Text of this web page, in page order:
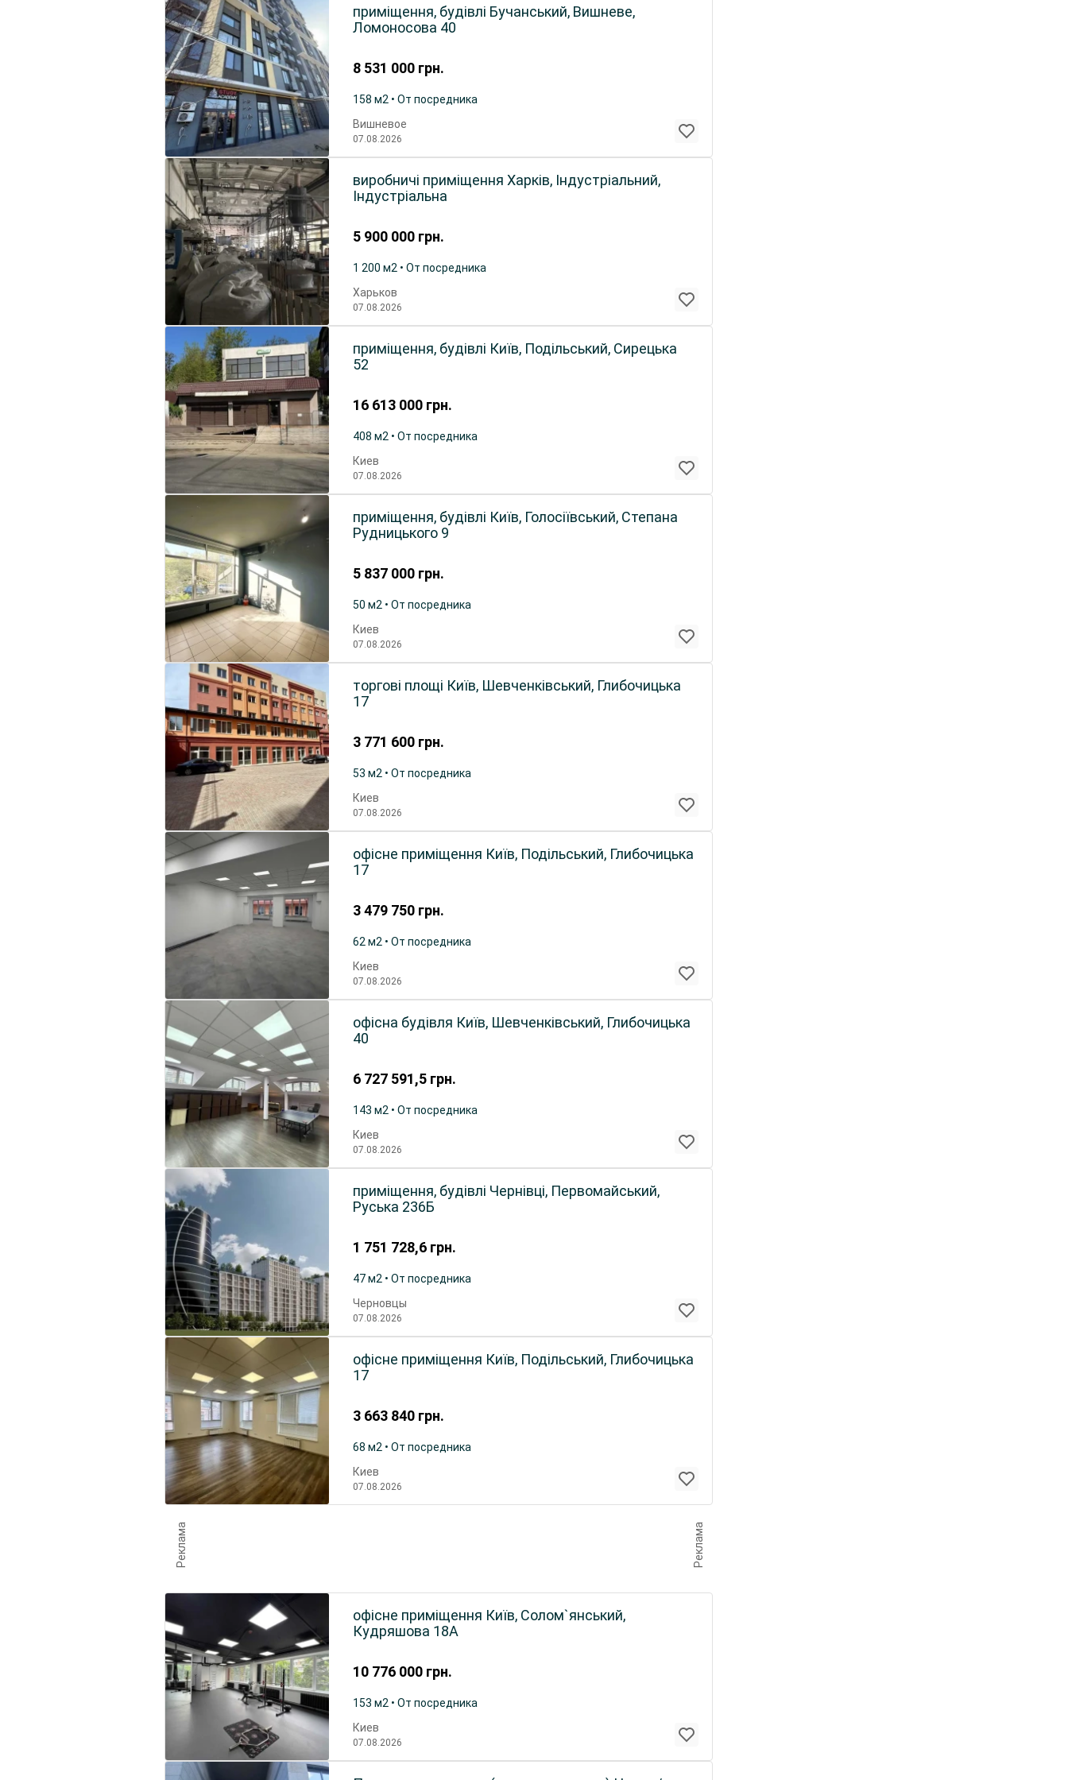
8 531 000 грн.
приміщення, будівлі Бучанський, Вишневе,
Ломоносова 40
158 м2 • От посредника
Вишневое
07.08.2026
5 900 000 грн.
виробничі приміщення Харків, Індустріальний,
Індустріальна
1 200 м2 • От посредника
Харьков
07.08.2026
16 613 000 грн.
приміщення, будівлі Київ, Подільський, Сирецька
52
408 м2 • От посредника
Киев
07.08.2026
5 837 000 грн.
приміщення, будівлі Київ, Голосіївський, Степана
Рудницького 9
50 м2 • От посредника
Киев
07.08.2026
3 771 600 грн.
торгові площі Київ, Шевченківський, Глибочицька
17
53 м2 • От посредника
Киев
07.08.2026
3 479 750 грн.
офісне приміщення Київ, Подільський, Глибочицька
17
62 м2 • От посредника
Киев
07.08.2026
6 727 591,5 грн.
офісна будівля Київ, Шевченківський, Глибочицька
40
143 м2 • От посредника
Киев
07.08.2026
1 751 728,6 грн.
приміщення, будівлі Чернівці, Первомайський,
Руська 236Б
47 м2 • От посредника
Черновцы
07.08.2026
3 663 840 грн.
офісне приміщення Київ, Подільський, Глибочицька
17
68 м2 • От посредника
Киев
07.08.2026
Реклама Реклама
10 776 000 грн.
офісне приміщення Київ, Солом`янський,
Кудряшова 18А
153 м2 • От посредника
Киев
07.08.2026